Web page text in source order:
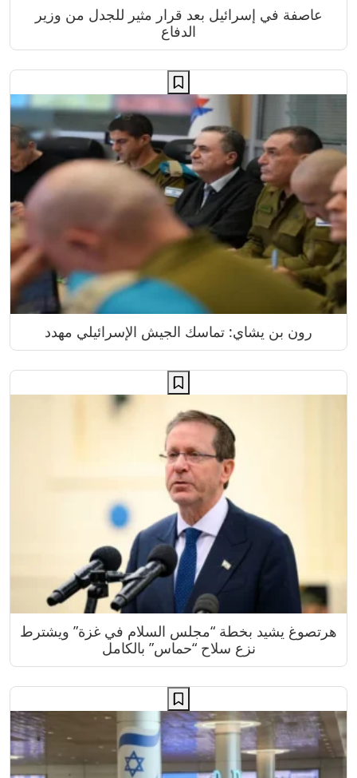
عاصفة في إسرائيل بعد قرار مثير للجدل من وزير
الدفاع
رون بن يشاي: تماسك الجيش الإسرائيلي مهدد
هرتصوغ يشيد بخطة “مجلس السلام في غزة” ويشترط
نزع سلاح “حماس” بالكامل